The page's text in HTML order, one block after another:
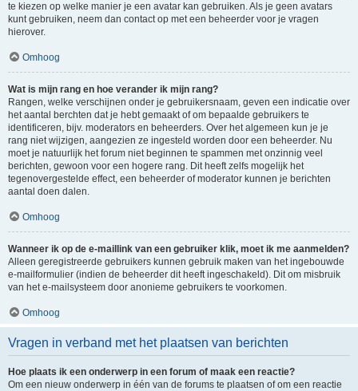
te kiezen op welke manier je een avatar kan gebruiken. Als je geen avatars
kunt gebruiken, neem dan contact op met een beheerder voor je vragen
hierover.
Omhoog
Wat is mijn rang en hoe verander ik mijn rang?
Rangen, welke verschijnen onder je gebruikersnaam, geven een indicatie over
het aantal berchten dat je hebt gemaakt of om bepaalde gebruikers te
identificeren, bijv. moderators en beheerders. Over het algemeen kun je je
rang niet wijzigen, aangezien ze ingesteld worden door een beheerder. Nu
moet je natuurlijk het forum niet beginnen te spammen met onzinnig veel
berichten, gewoon voor een hogere rang. Dit heeft zelfs mogelijk het
tegenovergestelde effect, een beheerder of moderator kunnen je berichten
aantal doen dalen.
Omhoog
Wanneer ik op de e-maillink van een gebruiker klik, moet ik me aanmelden?
Alleen geregistreerde gebruikers kunnen gebruik maken van het ingebouwde
e-mailformulier (indien de beheerder dit heeft ingeschakeld). Dit om misbruik
van het e-mailsysteem door anonieme gebruikers te voorkomen.
Omhoog
Vragen in verband met het plaatsen van berichten
Hoe plaats ik een onderwerp in een forum of maak een reactie?
Om een nieuw onderwerp in één van de forums te plaatsen of om een reactie